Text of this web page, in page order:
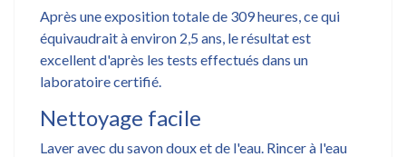
Après une exposition totale de 309 heures, ce qui
équivaudrait à environ 2,5 ans, le résultat est
excellent d'après les tests effectués dans un
laboratoire certifié.
Nettoyage facile
Laver avec du savon doux et de l'eau. Rincer à l'eau